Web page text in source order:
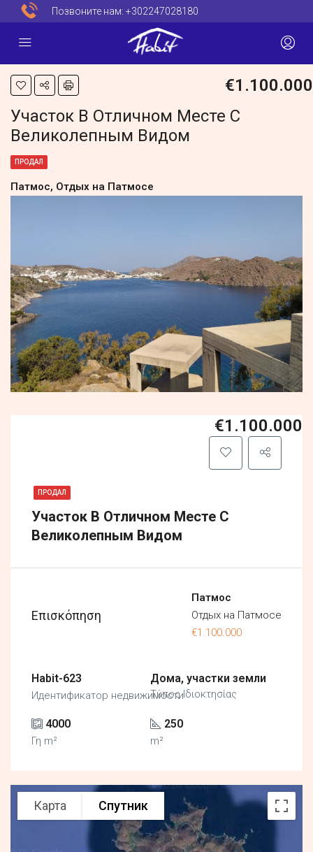
Позвоните нам: +302247028180
€1.100.000
Участок В Отличном Месте С
Великолепным Видом
ПРОДАЛ
Патмос, Отдых на Патмосе
ПРОДАЛ
Участок В Отличном Месте С
Великолепным Видом
€1.100.000
Επισκόπηση
Патмос
Отдых на Патмосе
€1.100.000
Habit-623
Идентификатор недвижимости
Дома, участки земли
Τύπος Ιδιοκτησίας
4000
Γη m²
250
m²
Карта Спутник